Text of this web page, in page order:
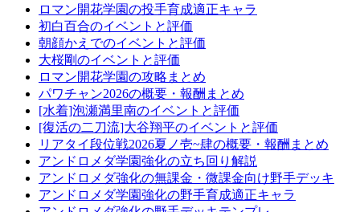
ロマン開花学園の投手育成適正キャラ
初白百合のイベントと評価
朝顔かえでのイベントと評価
大桜剛のイベントと評価
ロマン開花学園の攻略まとめ
パワチャン2026の概要・報酬まとめ
[水着]泡瀬満里南のイベントと評価
[復活の二刀流]大谷翔平のイベントと評価
リアタイ段位戦2026夏ノ壱~肆の概要・報酬まとめ
アンドロメダ学園強化の立ち回り解説
アンドロメダ強化の無課金・微課金向け野手デッキ
アンドロメダ学園強化の野手育成適正キャラ